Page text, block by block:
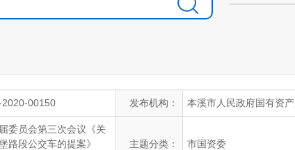
2020-00150 发布机构： 本溪市人民政府国有资
委员会第三次会议《关
路段公交车的提案》
主题分类： 市国资委